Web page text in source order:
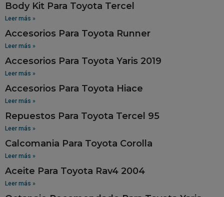
Body Kit Para Toyota Tercel
Leer más »
Accesorios Para Toyota Runner
Leer más »
Accesorios Para Toyota Yaris 2019
Leer más »
Accesorios Para Toyota Hiace
Leer más »
Repuestos Para Toyota Tercel 95
Leer más »
Calcomania Para Toyota Corolla
Leer más »
Aceite Para Toyota Rav4 2004
Leer más »